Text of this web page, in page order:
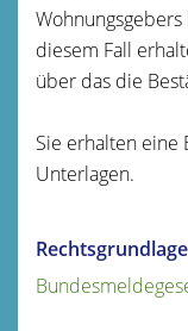
diesem Fall
über das die
Sie erhalten eine
Unterlagen.
Rechtsgrundlage